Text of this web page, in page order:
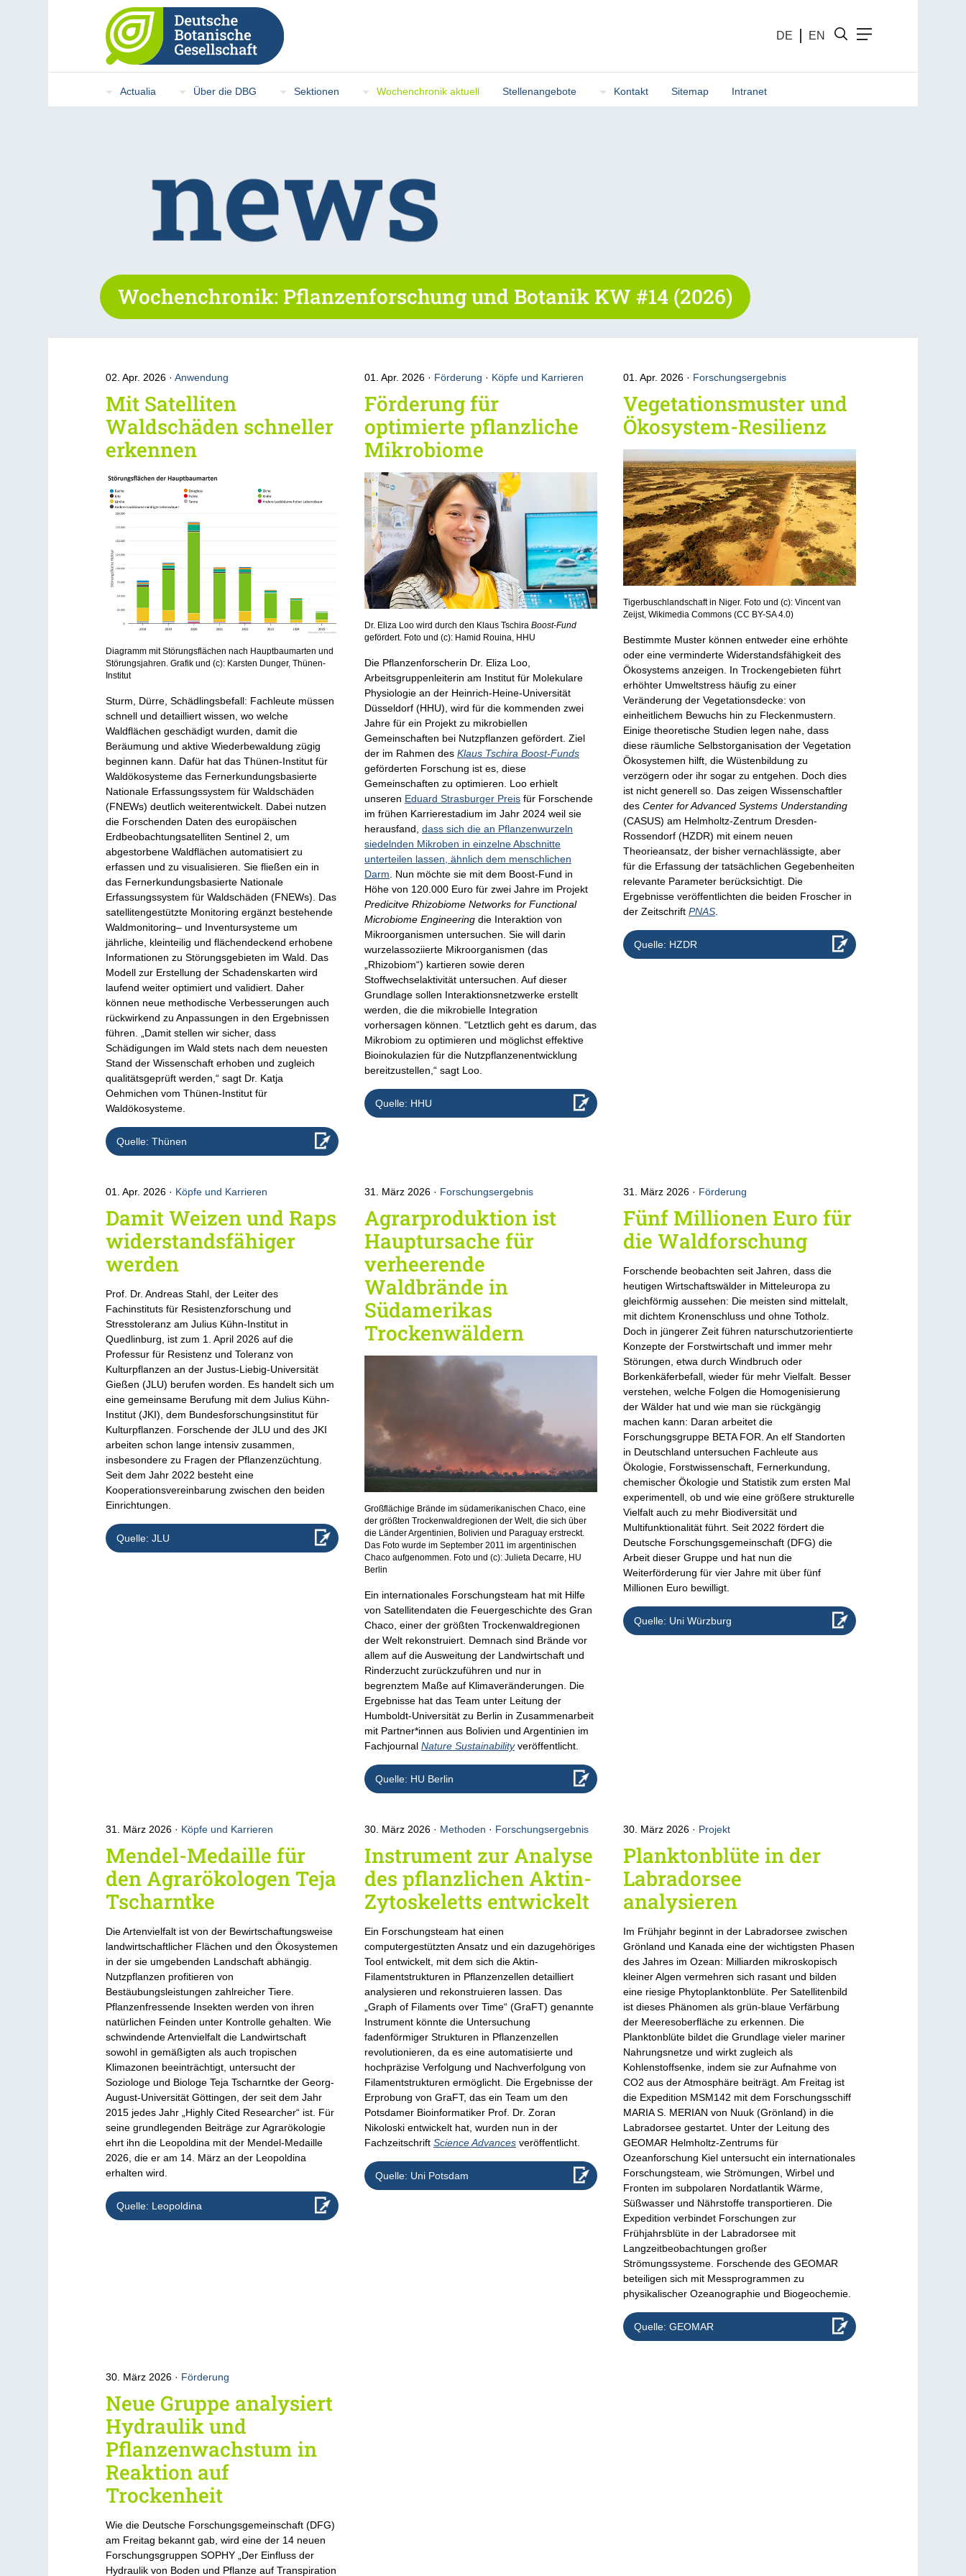
DE EN
Actualia Über die DBG Sektionen Wochenchronik aktuell Stellenangebote Kontakt Sitemap Intranet
Wochenchronik: Pflanzenforschung und Botanik KW #14 (2026)
02. Apr. 2026 Anwendung
Mit Satelliten
Waldschäden schneller
erkennen
Diagramm mit Störungsflächen nach Hauptbaumarten und
Störungsjahren. Grafik und (c): Karsten Dunger, Thünen-
Institut
Sturm, Dürre, Schädlingsbefall: Fachleute müssen
schnell und detailliert wissen, wo welche
Waldflächen geschädigt wurden, damit die
Beräumung und aktive Wiederbewaldung zügig
beginnen kann. Dafür hat das Thünen-Institut für
Waldökosysteme das Fernerkundungsbasierte
Nationale Erfassungssystem für Waldschäden
(FNEWs) deutlich weiterentwickelt. Dabei nutzen
die Forschenden Daten des europäischen
Erdbeobachtungsatelliten Sentinel 2, um
abgestorbene Waldflächen automatisiert zu
erfassen und zu visualisieren. Sie fließen ein in
das Fernerkundungsbasierte Nationale
Erfassungssystem für Waldschäden (FNEWs). Das
satellitengestützte Monitoring ergänzt bestehende
Waldmonitoring– und Inventursysteme um
jährliche, kleinteilig und flächendeckend erhobene
Informationen zu Störungsgebieten im Wald. Das
Modell zur Erstellung der Schadenskarten wird
laufend weiter optimiert und validiert. Daher
können neue methodische Verbesserungen auch
rückwirkend zu Anpassungen in den Ergebnissen
führen. „Damit stellen wir sicher, dass
Schädigungen im Wald stets nach dem neuesten
Stand der Wissenschaft erhoben und zugleich
qualitätsgeprüft werden,“ sagt Dr. Katja
Oehmichen vom Thünen-Institut für
Waldökosysteme.
Quelle: Thünen
01. Apr. 2026 Förderung · Köpfe und Karrieren
Förderung für
optimierte pflanzliche
Mikrobiome
Dr. Eliza Loo wird durch den Klaus TschiraBoost-Fund
gefördert. Foto und (c): Hamid Rouina, HHU
Die Pflanzenforscherin Dr. Eliza Loo,
Arbeitsgruppenleiterin am Institut für Molekulare
Physiologie an der Heinrich-Heine-Universität
Düsseldorf (HHU), wird für die kommenden zwei
Jahre für ein Projekt zu mikrobiellen
Gemeinschaften bei Nutzpflanzen gefördert. Ziel
der im Rahmen desKlaus Tschira Boost-Funds
geförderten Forschung ist es, diese
Gemeinschaften zu optimieren. Loo erhielt
unseren Eduard Strasburger Preis für Forschende
im frühen Karrierestadium im Jahr 2024 weil sie
herausfand,dass sich die an Pflanzenwurzeln
siedelnden Mikroben in einzelne Abschnitte
unterteilen lassen, ähnlich dem menschlichen
Darm. Nun möchte sie mit dem Boost-Fund in
Höhe von 120.000 Euro für zwei Jahre im Projekt
Predicitve Rhizobiome Networks for Functional
Microbiome Engineering die Interaktion von
Mikroorganismen untersuchen. Sie will darin
wurzelassoziierte Mikroorganismen (das
„Rhizobiom“) kartieren sowie deren
Stoffwechselaktivität untersuchen. Auf dieser
Grundlage sollen Interaktionsnetzwerke erstellt
werden, die die mikrobielle Integration
vorhersagen können. "Letztlich geht es darum, das
Mikrobiom zu optimieren und möglichst effektive
Bioinokulazien für die Nutzpflanzenentwicklung
bereitzustellen,“ sagt Loo.
Quelle: HHU
01. Apr. 2026 Forschungsergebnis
Vegetationsmuster und
Ökosystem-Resilienz
Tigerbuschlandschaft in Niger. Foto und (c): Vincent van
Zeijst, Wikimedia Commons (CC BY-SA 4.0)
Bestimmte Muster können entweder eine erhöhte
oder eine verminderte Widerstandsfähigkeit des
Ökosystems anzeigen. In Trockengebieten führt
erhöhter Umweltstress häufig zu einer
Veränderung der Vegetationsdecke: von
einheitlichem Bewuchs hin zu Fleckenmustern.
Einige theoretische Studien legen nahe, dass
diese räumliche Selbstorganisation der Vegetation
Ökosystemen hilft, die Wüstenbildung zu
verzögern oder ihr sogar zu entgehen. Doch dies
ist nicht generell so. Das zeigen Wissenschaftler
des Center for Advanced Systems Understanding
(CASUS) am Helmholtz-Zentrum Dresden-
Rossendorf (HZDR) mit einem neuen
Theorieansatz, der bisher vernachlässigte, aber
für die Erfassung der tatsächlichen Gegebenheiten
relevante Parameter berücksichtigt. Die
Ergebnisse veröffentlichten die beiden Froscher in
der Zeitschrift PNAS.
Quelle: HZDR
01. Apr. 2026 Köpfe und Karrieren
Damit Weizen und Raps
widerstandsfähiger
werden
Prof. Dr. Andreas Stahl, der Leiter des
Fachinstituts für Resistenzforschung und
Stresstoleranz am Julius Kühn-Institut in
Quedlinburg, ist zum 1. April 2026 auf die
Professur für Resistenz und Toleranz von
Kulturpflanzen an der Justus-Liebig-Universität
Gießen (JLU) berufen worden. Es handelt sich um
eine gemeinsame Berufung mit dem Julius Kühn-
Institut (JKI), dem Bundesforschungsinstitut für
Kulturpflanzen. Forschende der JLU und des JKI
arbeiten schon lange intensiv zusammen,
insbesondere zu Fragen der Pflanzenzüchtung.
Seit dem Jahr 2022 besteht eine
Kooperationsvereinbarung zwischen den beiden
Einrichtungen.
Quelle: JLU
31. März 2026 Forschungsergebnis
Agrarproduktion ist
Hauptursache für
verheerende
Waldbrände in
Südamerikas
Trockenwäldern
Großflächige Brände im südamerikanischen Chaco, eine
der größten Trockenwaldregionen der Welt, die sich über
die Länder Argentinien, Bolivien und Paraguay erstreckt.
Das Foto wurde im September 2011 im argentinischen
Chaco aufgenommen. Foto und (c): Julieta Decarre, HU
Berlin
Ein internationales Forschungsteam hat mit Hilfe
von Satellitendaten die Feuergeschichte des Gran
Chaco, einer der größten Trockenwaldregionen
der Welt rekonstruiert. Demnach sind Brände vor
allem auf die Ausweitung der Landwirtschaft und
Rinderzucht zurückzuführen und nur in
begrenztem Maße auf Klimaveränderungen. Die
Ergebnisse hat das Team unter Leitung der
Humboldt-Universität zu Berlin in Zusammenarbeit
mit Partner*innen aus Bolivien und Argentinien im
FachjournalNature Sustainabilityveröffentlicht.
Quelle: HU Berlin
31. März 2026 Förderung
Fünf Millionen Euro für
die Waldforschung
Forschende beobachten seit Jahren, dass die
heutigen Wirtschaftswälder in Mitteleuropa zu
gleichförmig aussehen: Die meisten sind mittelalt,
mit dichtem Kronenschluss und ohne Totholz.
Doch in jüngerer Zeit führen naturschutzorientierte
Konzepte der Forstwirtschaft und immer mehr
Störungen, etwa durch Windbruch oder
Borkenkäferbefall, wieder für mehr Vielfalt. Besser
verstehen, welche Folgen die Homogenisierung
der Wälder hat und wie man sie rückgängig
machen kann: Daran arbeitet die
Forschungsgruppe BETA FOR. An elf Standorten
in Deutschland untersuchen Fachleute aus
Ökologie, Forstwissenschaft, Fernerkundung,
chemischer Ökologie und Statistik zum ersten Mal
experimentell, ob und wie eine größere strukturelle
Vielfalt auch zu mehr Biodiversität und
Multifunktionalität führt. Seit 2022 fördert die
Deutsche Forschungsgemeinschaft (DFG) die
Arbeit dieser Gruppe und hat nun die
Weiterförderung für vier Jahre mit über fünf
Millionen Euro bewilligt.
Quelle: Uni Würzburg
31. März 2026 Köpfe und Karrieren
Mendel-Medaille für
den Agrarökologen Teja
Tscharntke
Die Artenvielfalt ist von der Bewirtschaftungsweise
landwirtschaftlicher Flächen und den Ökosystemen
in der sie umgebenden Landschaft abhängig.
Nutzpflanzen profitieren von
Bestäubungsleistungen zahlreicher Tiere.
Pflanzenfressende Insekten werden von ihren
natürlichen Feinden unter Kontrolle gehalten. Wie
schwindende Artenvielfalt die Landwirtschaft
sowohl in gemäßigten als auch tropischen
Klimazonen beeinträchtigt, untersucht der
Soziologe und Biologe Teja Tscharntke der Georg-
August-Universität Göttingen, der seit dem Jahr
2015 jedes Jahr „Highly Cited Researcher“ ist. Für
seine grundlegenden Beiträge zur Agrarökologie
ehrt ihn die Leopoldina mit der Mendel-Medaille
2026, die er am 14. März an der Leopoldina
erhalten wird.
Quelle: Leopoldina
30. März 2026 Methoden · Forschungsergebnis
Instrument zur Analyse
des pflanzlichen Aktin-
Zytoskeletts entwickelt
Ein Forschungsteam hat einen
computergestützten Ansatz und ein dazugehöriges
Tool entwickelt, mit dem sich die Aktin-
Filamentstrukturen in Pflanzenzellen detailliert
analysieren und rekonstruieren lassen. Das
„Graph of Filaments over Time“ (GraFT) genannte
Instrument könnte die Untersuchung
fadenförmiger Strukturen in Pflanzenzellen
revolutionieren, da es eine automatisierte und
hochpräzise Verfolgung und Nachverfolgung von
Filamentstrukturen ermöglicht. Die Ergebnisse der
Erprobung von GraFT, das ein Team um den
Potsdamer Bioinformatiker Prof. Dr. Zoran
Nikoloski entwickelt hat, wurden nun in der
FachzeitschriftScience Advances veröffentlicht.
Quelle: Uni Potsdam
30. März 2026 Projekt
Planktonblüte in der
Labradorsee
analysieren
Im Frühjahr beginnt in der Labradorsee zwischen
Grönland und Kanada eine der wichtigsten Phasen
des Jahres im Ozean: Milliarden mikroskopisch
kleiner Algen vermehren sich rasant und bilden
eine riesige Phytoplanktonblüte. Per Satellitenbild
ist dieses Phänomen als grün-blaue Verfärbung
der Meeresoberfläche zu erkennen. Die
Planktonblüte bildet die Grundlage vieler mariner
Nahrungsnetze und wirkt zugleich als
Kohlenstoffsenke, indem sie zur Aufnahme von
CO2 aus der Atmosphäre beiträgt. Am Freitag ist
die Expedition MSM142 mit dem Forschungsschiff
MARIA S. MERIAN von Nuuk (Grönland) in die
Labradorsee gestartet. Unter der Leitung des
GEOMAR Helmholtz-Zentrums für
Ozeanforschung Kiel untersucht ein internationales
Forschungsteam, wie Strömungen, Wirbel und
Fronten im subpolaren Nordatlantik Wärme,
Süßwasser und Nährstoffe transportieren. Die
Expedition verbindet Forschungen zur
Frühjahrsblüte in der Labradorsee mit
Langzeitbeobachtungen großer
Strömungssysteme. Forschende des GEOMAR
beteiligen sich mit Messprogrammen zu
physikalischer Ozeanographie und Biogeochemie.
Quelle: GEOMAR
30. März 2026 Förderung
Neue Gruppe analysiert
Hydraulik und
Pflanzenwachstum in
Reaktion auf
Trockenheit
Wie die Deutsche Forschungsgemeinschaft (DFG)
am Freitag bekannt gab, wird eine der 14 neuen
Forschungsgruppen SOPHY „Der Einfluss der
Hydraulik von Boden und Pflanze auf Transpiration